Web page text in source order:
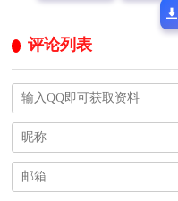
评论列表